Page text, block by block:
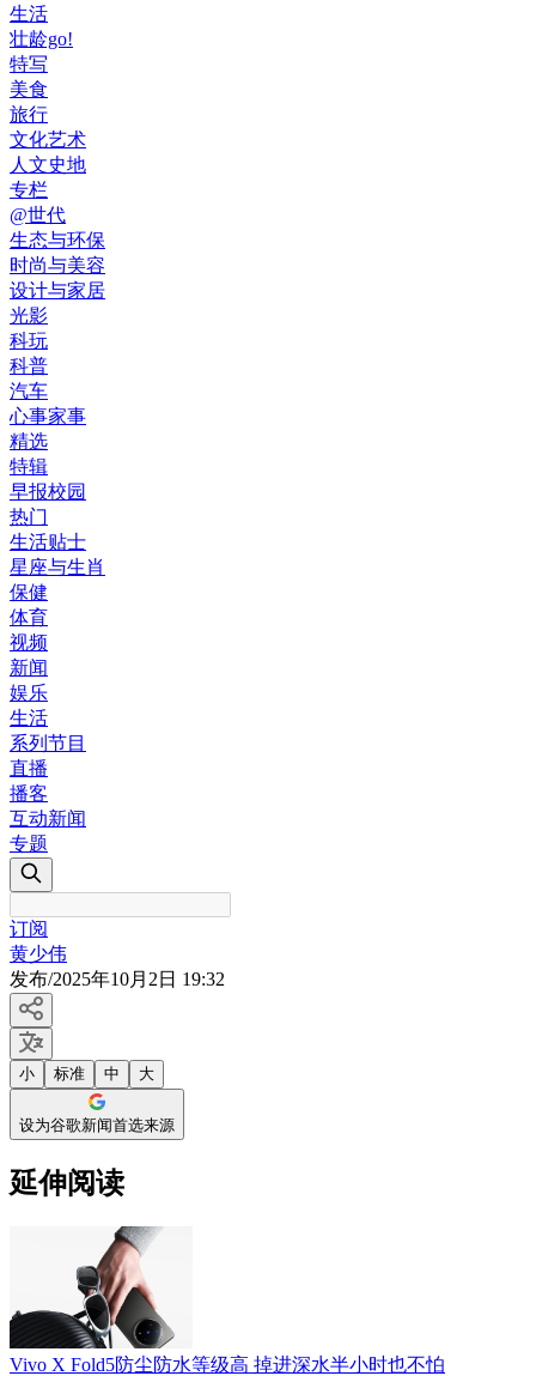
生活
壮龄go!
特写
美食
旅行
文化艺术
人文史地
专栏
@世代
生态与环保
时尚与美容
设计与家居
光影
科玩
科普
汽车
心事家事
精选
特辑
早报校园
热门
生活贴士
星座与生肖
保健
体育
视频
新闻
娱乐
生活
系列节目
直播
播客
互动新闻
专题
订阅
黄少伟
发布/2025年10月2日 19:32
小 标准 中 大
设为谷歌新闻首选来源
延伸阅读
Vivo X Fold5防尘防水等级高 掉进深水半小时也不怕